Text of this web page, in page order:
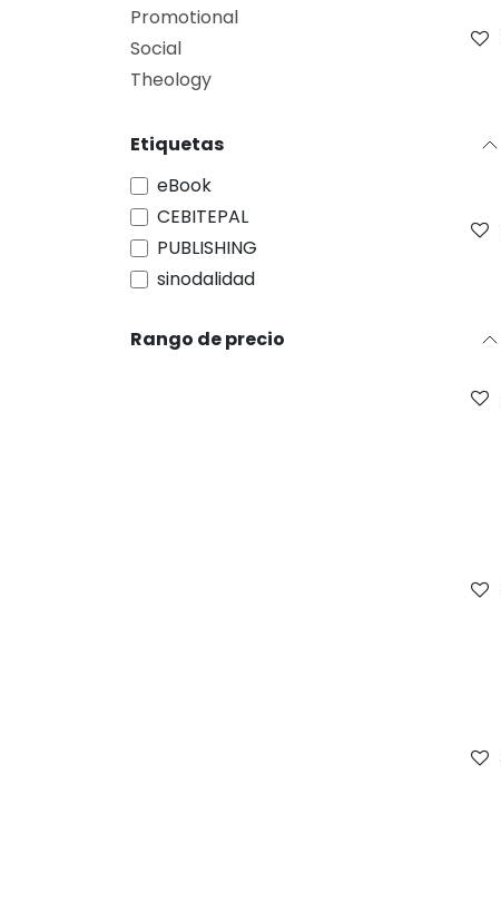
Promotional
Social
Theology
Etiquetas
eBook
CEBITEPAL
PUBLISHING
sinodalidad
Rango de precio